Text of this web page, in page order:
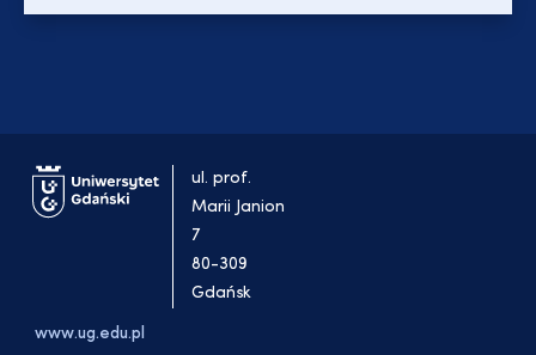
ul. prof.
Marii Janion
7
80-309
Gdańsk
www.ug.edu.pl